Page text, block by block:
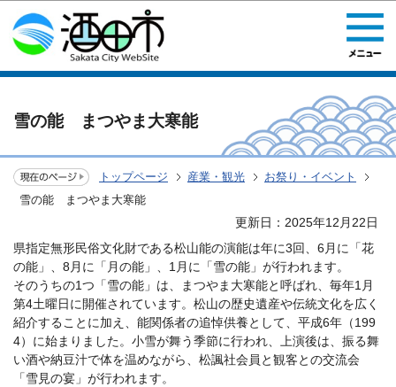
このページの本文へ移動
雪の能 まつやま大寒能
トップページ 産業・観光
お祭り・イベント
雪の能 まつやま大寒能
更新日：2025年12月22日
県指定無形民俗文化財である松山能の演能は年に3回、6月に「花
の能」、8月に「月の能」、1月に「雪の能」が行われます。
そのうちの1つ「雪の能」は、まつやま大寒能と呼ばれ、毎年1月
第4土曜日に開催されています。松山の歴史遺産や伝統文化を広く
紹介することに加え、能関係者の追悼供養として、平成6年（199
4）に始まりました。小雪が舞う季節に行われ、上演後は、振る舞
い酒や納豆汁で体を温めながら、松諷社会員と観客との交流会
「雪見の宴」が行われます。